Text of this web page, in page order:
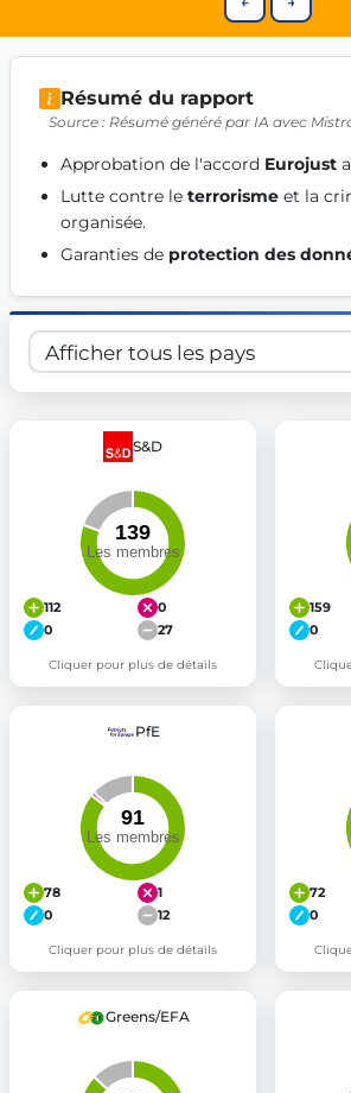
Get Involved
Volunteer:Contribute your skills in
Support democracy:Help us
Résumé du rapport
Source : Résumé généré par IA avec
Approbation de l'accord Eurojust
Lutte contre le terrorisme et la
organisée.
Garanties de protection des
S&D
112
0
0
27
Cliquer pour plus de détails
159
0
PfE
78
1
0
12
Cliquer pour plus de détails
72
0
Greens/EFA